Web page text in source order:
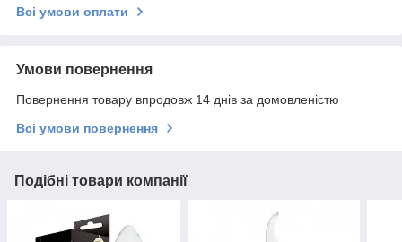
Всі умови оплати
Умови повернення
Повернення товару впродовж 14 днів за домовленістю
Всі умови повернення
Подібні товари компанії